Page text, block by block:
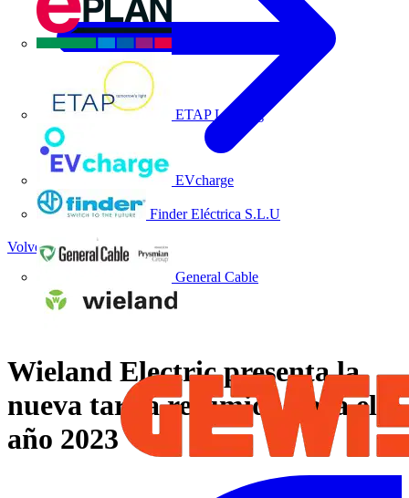
ETAP Lighting
EVcharge
Finder Eléctrica S.L.U
General Cable
Volver a Noticias
Wieland Electric presenta la
nueva tarifa resumida para el
año 2023